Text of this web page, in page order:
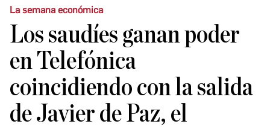
La semana económica
Los saudíes ganan poder
en Telefónica
coincidiendo con la salida
de Javier de Paz, el